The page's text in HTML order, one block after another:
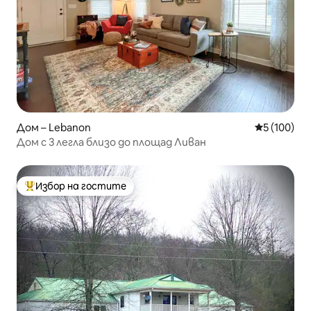
Дом – Lebanon Средна
5 (100)
Дом с 3 легла близо до площад Ливан
Най-популярен избор на гостите
Избор на гостите